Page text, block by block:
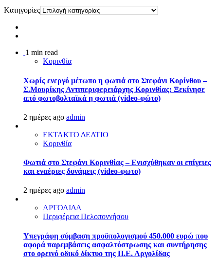
Kατηγορίες
1 min read
Κορινθία
Χωρίς ενεργό μέτωπο η φωτιά στο Στεφάνι Κορίνθου –
Σ.Μουρίκης Αντιπεριφερειάρχης Κορινθίας: Ξεκίνησε
από φωτοβολταϊκά η φωτιά (video-φώτο)
2 ημέρες ago admin
ΕΚΤΑΚΤΟ ΔΕΛΤΙΟ
Κορινθία
Φωτιά στο Στεφάνι Κορινθίας – Ενισχύθηκαν οι επίγειες
και εναέριες δυνάμεις (video-φωτο)
2 ημέρες ago admin
ΑΡΓΟΛΙΔΑ
Περιφέρεια Πελοποννήσου
Υπεγράφη σύμβαση προϋπολογισμού 450.000 ευρώ που
αφορά παρεμβάσεις ασφαλτόστρωσης και συντήρησης
στο ορεινό οδικό δίκτυο της Π.Ε. Αργολίδας